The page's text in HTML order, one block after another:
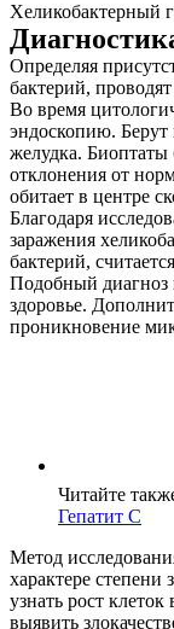
О нас
Услуги
Хеликобактерный
Определяя
бактерий,
Во время
эндоскопию. Берут
желудка. Биоптаты
отклонения от
обитает в центре
Благодаря
заражения
бактерий,
Подобный диагноз
здоровье.
проникновение
Читайте
Гепатит C
Метод
характере степени
узнать рост
выявить